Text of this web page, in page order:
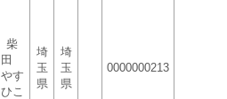
柴
田
やす
ひこ
埼
玉
県
埼
玉
県
0000000213